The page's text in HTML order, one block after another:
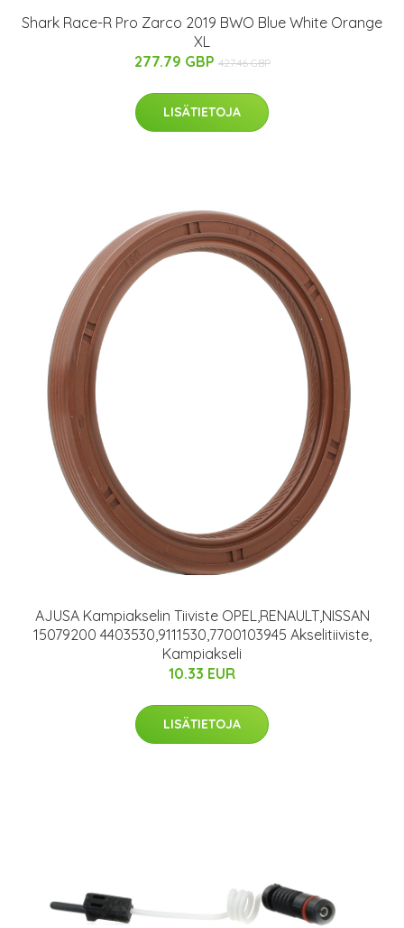
Shark Race-R Pro Zarco 2019 BWO Blue White Orange
XL
277.79 GBP 427.46 GBP
LISÄTIETOJA
AJUSA Kampiakselin Tiiviste OPEL,RENAULT,NISSAN
15079200 4403530,9111530,7700103945 Akselitiiviste,
Kampiakseli
10.33 EUR
LISÄTIETOJA